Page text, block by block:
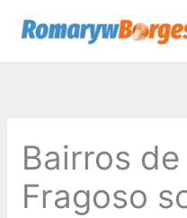
para
o
Bairros de
Fragoso